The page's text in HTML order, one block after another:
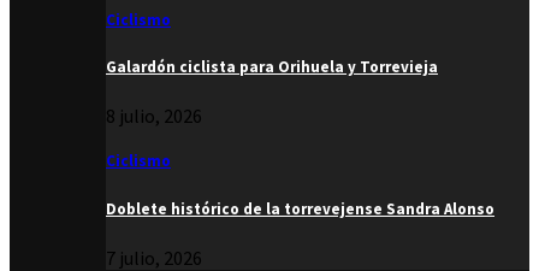
Ciclismo
Galardón ciclista para Orihuela y Torrevieja
8 julio, 2026
Ciclismo
Doblete histórico de la torrevejense Sandra Alonso
7 julio, 2026